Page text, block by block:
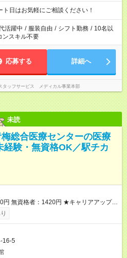
日はお気軽にご相談ください！
活躍中 / 服装自由 / シフト勤務 / 10名以
ンスキル不要
応募する 詳細へ
タッフサービス メディカル事業本部
未読
総合医療センターの医療
験・無資格OK／駅チカ
者：1420円 ★キャリアアップ制
す！ 【試用期間】試用期間
3ヶ月 雇用形態、給与は本採用時と同じ
16-5